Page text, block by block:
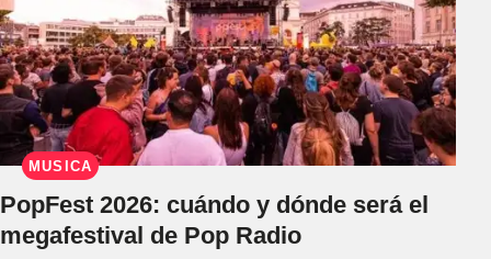
MÚSICA
PopFest 2026: cuándo y dónde será el
megafestival de Pop Radio